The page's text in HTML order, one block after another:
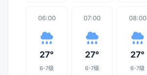
06:00
27°
6-7级
07:00
27°
6-7级
08:00
27°
6-7级